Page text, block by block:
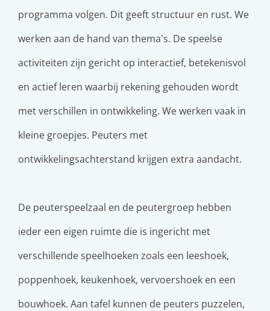
programma volgen. Dit geeft structuur en rust. We
werken aan de hand van thema's. De speelse
activiteiten zijn gericht op interactief, betekenisvol
en actief leren waarbij rekening gehouden wordt
met verschillen in ontwikkeling. We werken vaak in
kleine groepjes. Peuters met
ontwikkelingsachterstand krijgen extra aandacht.
De peuterspeelzaal en de peutergroep hebben
ieder een eigen ruimte die is ingericht met
verschillende speelhoeken zoals een leeshoek,
poppenhoek, keukenhoek, vervoershoek en een
bouwhoek. Aan tafel kunnen de peuters puzzelen,